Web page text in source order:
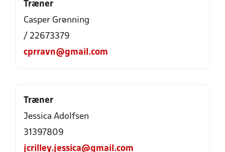
Træner
Casper Grønning
/ 22673379
cprravn@gmail.com
Træner
Jessica Adolfsen
31397809
jcrilley.jessica@gmail.com